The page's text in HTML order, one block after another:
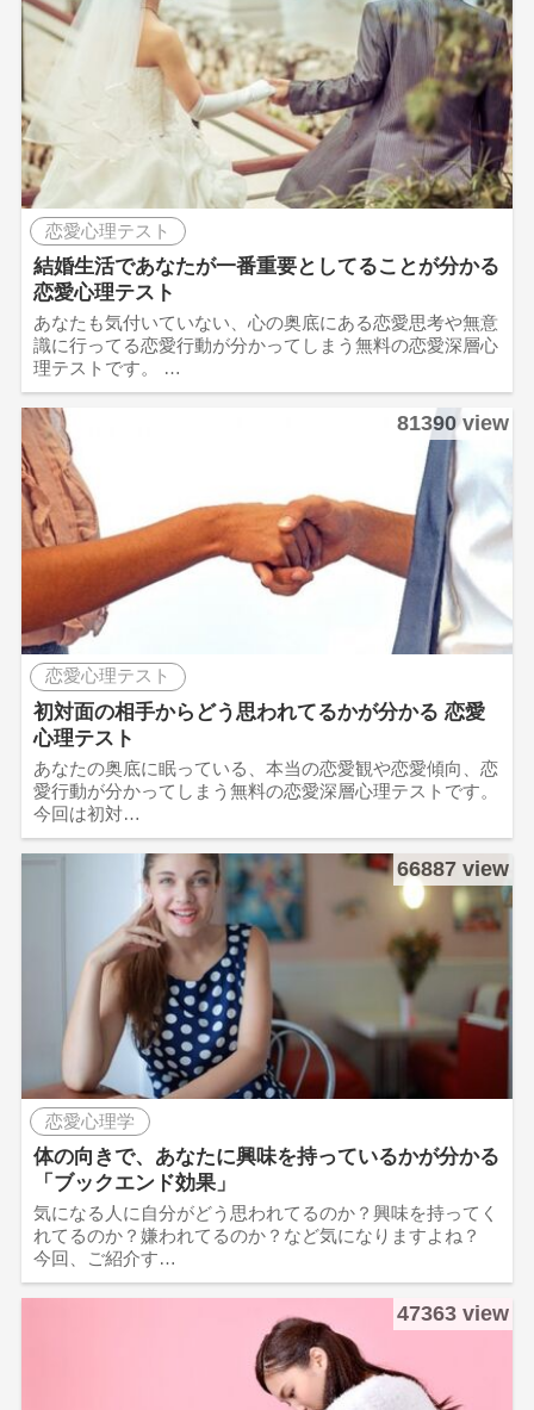
恋愛心理テスト
結婚生活であなたが一番重要としてることが分かる
恋愛心理テスト
あなたも気付いていない、心の奥底にある恋愛思考や無意
識に行ってる恋愛行動が分かってしまう無料の恋愛深層心
理テストです。 …
81390 view
恋愛心理テスト
初対面の相手からどう思われてるかが分かる 恋愛
心理テスト
あなたの奥底に眠っている、本当の恋愛観や恋愛傾向、恋
愛行動が分かってしまう無料の恋愛深層心理テストです。
今回は初対…
66887 view
恋愛心理学
体の向きで、あなたに興味を持っているかが分かる
「ブックエンド効果」
気になる人に自分がどう思われてるのか？興味を持ってく
れてるのか？嫌われてるのか？など気になりますよね？
今回、ご紹介す…
47363 view